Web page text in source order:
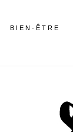
BIEN-ÊTRE